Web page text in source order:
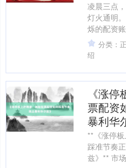
凌晨三点
灯火通明
烁的配资
最具张力
业板块在
分类：
绍
《涨
票配资
暴利华
**《涨停
踩准节奏
兹》** 市